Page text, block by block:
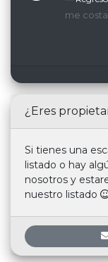
me
¿Eres
Si tienes una
listado o hay
nosotros y
nuestro listado